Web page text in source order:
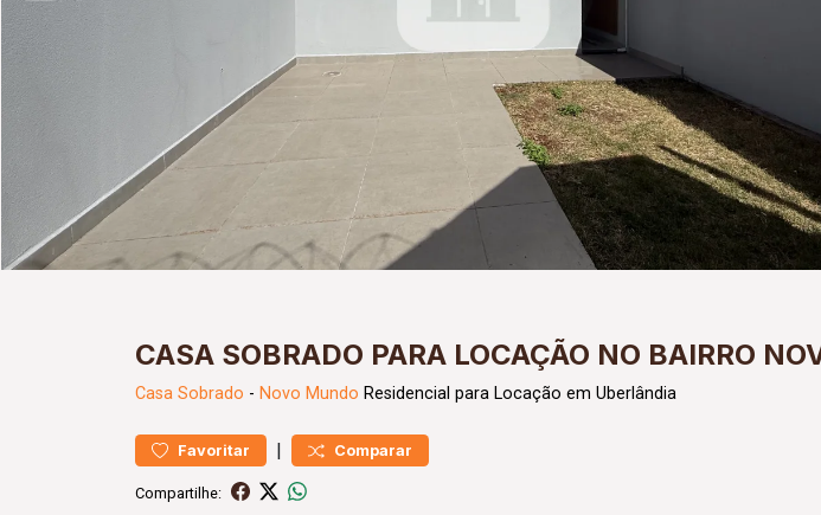
CASA SOBRADO PARA LOCAÇÃO NO BAIRRO
Casa Sobrado - Novo Mundo Residencial para Locação em Uberlândia
Favoritar | Comparar
Compartilhe: